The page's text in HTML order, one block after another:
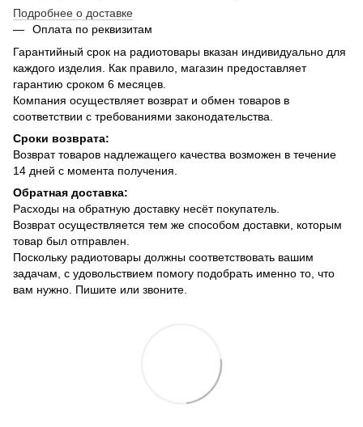
Подробнее о доставке
Оплата по реквизитам
Гарантийный срок на радиотовары вказан индивидуально для
каждого изделия. Как правило, магазин предоставляет
гарантию сроком 6 месяцев.
Компания осуществляет возврат и обмен товаров в
соответствии с требованиями законодательства.
Сроки возврата:
Возврат товаров надлежащего качества возможен в течение
14 дней с момента получения.
Обратная доставка:
Расходы на обратную доставку несёт покупатель.
Возврат осуществляется тем же способом доставки, которым
товар был отправлен.
Поскольку радиотовары должны соответствовать вашим
задачам, с удовольствием помогу подобрать именно то, что
вам нужно. Пишите или звоните.